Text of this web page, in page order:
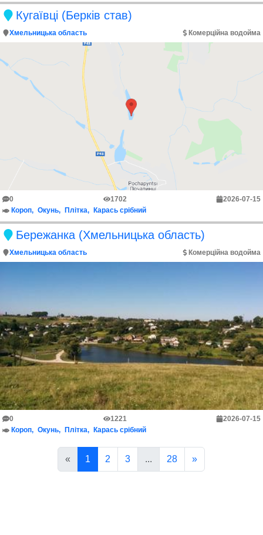
Кугаївці (Берків став)
Хмельницька область Комерційна водойма
0 1702
2026-07-15
Короп
Окунь Плітка Карась срібний
Бережанка (Хмельницька область)
Хмельницька область Комерційна водойма
0 1221
2026-07-15
Короп
Окунь Плітка Карась срібний
« 1 2 3 ... 28 »